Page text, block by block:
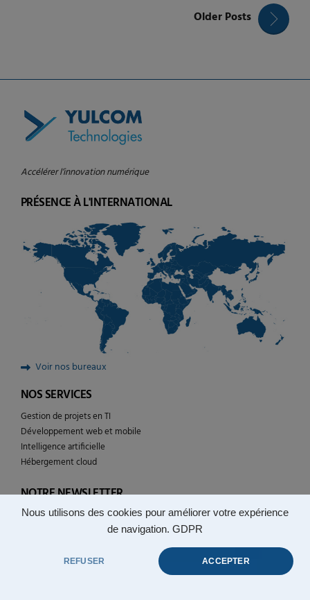
Nous utilisons des cookies pour améliorer votre expérience
de navigation. GDPR
REFUSER ACCEPTER
Older Posts
Accélérer l’innovation numérique
PRÉSENCE À L'INTERNATIONAL
Voir nos bureaux
NOS SERVICES
Gestion de projets en TI
Développement web et mobile
Intelligence artificielle
Hébergement cloud
NOTRE NEWSLETTER
Suivez l’actualité de YULCOM technologies